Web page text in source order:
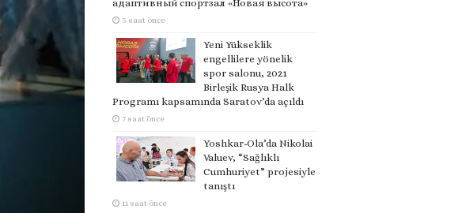
адаптивный спортзал «Новая высота»
5 saat önce
Yeni Yükseklik
engellilere yönelik
spor salonu, 2021
Birleşik Rusya Halk
Programı kapsamında Saratov’da açıldı
7 saat önce
Yoshkar-Ola’da Nikolai
Valuev, “Sağlıklı
Cumhuriyet” projesiyle
tanıştı
11 saat önce